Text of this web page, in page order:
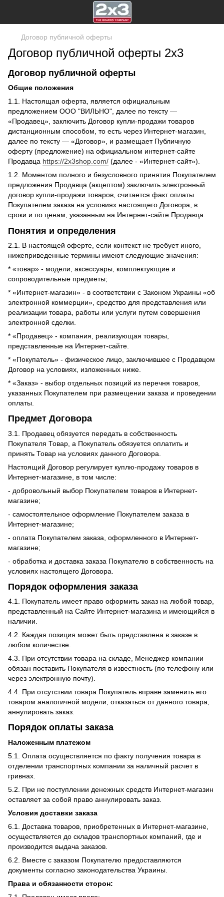
Договор публичной оферты
Договор публичной оферты 2х3
Договор публичной оферты
Общие положения
1.1. Настоящая оферта, является официальным
предложением ООО "ВИЛЬНО", далее по тексту —
«Продавец», заключить Договор купли-продажи товаров
дистанционным способом, то есть через Интернет-магазин,
далее по тексту — «Договор», и размещает Публичную
оферту (предложение) на официальном интернет-сайте
Продавца https://2x3shop.com/ (далее - «Интернет-сайт»).
1.2. Моментом полного и безусловного принятия Покупателем
предложения Продавца (акцептом) заключить электронный
договор купли-продажи товаров, считается факт оплаты
Покупателем заказа на условиях настоящего Договора, в
сроки и по ценам, указанным на Интернет-сайте Продавца.
Понятия и определения
2.1. В настоящей оферте, если контекст не требует иного,
нижеприведенные термины имеют следующие значения:
* «товар» - модели, аксессуары, комплектующие и
сопроводительные предметы;
* «Интернет-магазин» - в соответствии с Законом Украины «об
электронной коммерции», средство для представления или
реализации товара, работы или услуги путем совершения
электронной сделки.
* «Продавец» - компания, реализующая товары,
представленные на Интернет-сайте.
* «Покупатель» - физическое лицо, заключившее с Продавцом
Договор на условиях, изложенных ниже.
* «Заказ» - выбор отдельных позиций из перечня товаров,
указанных Покупателем при размещении заказа и проведении
оплаты.
Предмет Договора
3.1. Продавец обязуется передать в собственность
Покупателя Товар, а Покупатель обязуется оплатить и
принять Товар на условиях данного Договора.
Настоящий Договор регулирует куплю-продажу товаров в
Интернет-магазине, в том числе:
- добровольный выбор Покупателем товаров в Интернет-
магазине;
- самостоятельное оформление Покупателем заказа в
Интернет-магазине;
- оплата Покупателем заказа, оформленного в Интернет-
магазине;
- обработка и доставка заказа Покупателю в собственность на
условиях настоящего Договора.
Порядок оформления заказа
4.1. Покупатель имеет право оформить заказ на любой товар,
представленный на Сайте Интернет-магазина и имеющийся в
наличии.
4.2. Каждая позиция может быть представлена в заказе в
любом количестве.
4.3. При отсутствии товара на складе, Менеджер компании
обязан поставить Покупателя в известность (по телефону или
через электронную почту).
4.4. При отсутствии товара Покупатель вправе заменить его
товаром аналогичной модели, отказаться от данного товара,
аннулировать заказ.
Порядок оплаты заказа
Наложенным платежом
5.1. Оплата осуществляется по факту получения товара в
отделении транспортных компании за наличный расчет в
гривнах.
5.2. При не поступлении денежных средств Интернет-магазин
оставляет за собой право аннулировать заказ.
Условия доставки заказа
6.1. Доставка товаров, приобретенных в Интернет-магазине,
осуществляется до складов транспортных компаний, где и
производится выдача заказов.
6.2. Вместе с заказом Покупателю предоставляются
документы согласно законодательства Украины.
Права и обязанности сторон: